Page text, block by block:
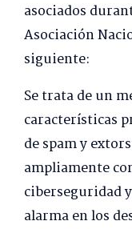
asociados
Asociación
siguiente:
Se trata de un
características
de spam y
ampliamente
ciberseguridad
alarma en los